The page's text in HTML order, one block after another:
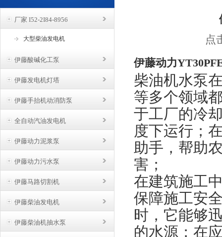
厂家 I52-2I84-8956
大型柴油发电机
伊藤酸碱化工泵
伊藤发电机灯塔
伊藤手抬机动消防泵
全自动汽油发电机
伊藤动力泥浆泵
伊藤动力污水泵
伊藤马路切割机
伊藤柴油发电机
伊藤柴油机抽水泵
点
伊藤动力
柴油机水泵
等多个领域
于工厂的冷
度下运行；
助手，帮助
害；
在建筑施工
保障施工安
时，它能够
的水源；在